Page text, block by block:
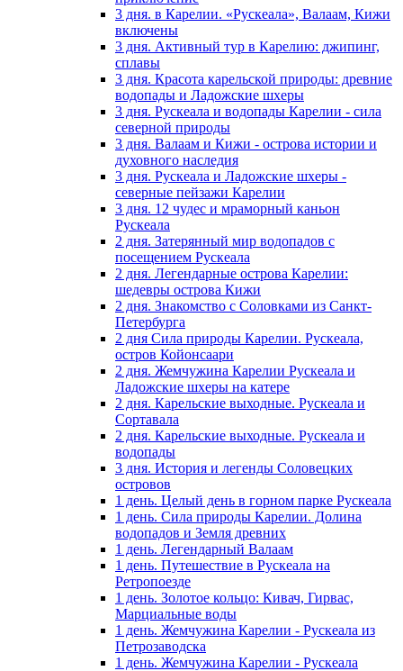
3 дня. в Карелии. «Рускеала», Валаам, Кижи
включены
3 дня. Активный тур в Карелию: джипинг,
сплавы
3 дня. Красота карельской природы: древние
водопады и Ладожские шхеры
3 дня. Рускеала и водопады Карелии - сила
северной природы
3 дня. Валаам и Кижи - острова истории и
духовного наследия
3 дня. Рускеала и Ладожские шхеры -
северные пейзажи Карелии
3 дня. 12 чудес и мраморный каньон
Рускеала
2 дня. Затерянный мир водопадов с
посещением Рускеала
2 дня. Легендарные острова Карелии:
шедевры острова Кижи
2 дня. Знакомство с Соловками из Санкт-
Петербурга
2 дня Сила природы Карелии. Рускеала,
остров Койонсаари
2 дня. Жемчужина Карелии Рускеала и
Ладожские шхеры на катере
2 дня. Карельские выходные. Рускеала и
Сортавала
2 дня. Карельские выходные. Рускеала и
водопады
3 дня. История и легенды Соловецких
островов
1 день. Целый день в горном парке Рускеала
1 день. Сила природы Карелии. Долина
водопадов и Земля древних
1 день. Легендарный Валаам
1 день. Путешествие в Рускеала на
Ретропоезде
1 день. Золотое кольцо: Кивач, Гирвас,
Марциальные воды
1 день. Жемчужина Карелии - Рускеала из
Петрозаводска
1 день. Жемчужина Карелии - Рускеала